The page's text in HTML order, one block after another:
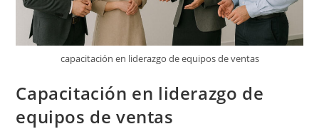
capacitación en liderazgo de equipos de ventas
Capacitación en liderazgo de
equipos de ventas